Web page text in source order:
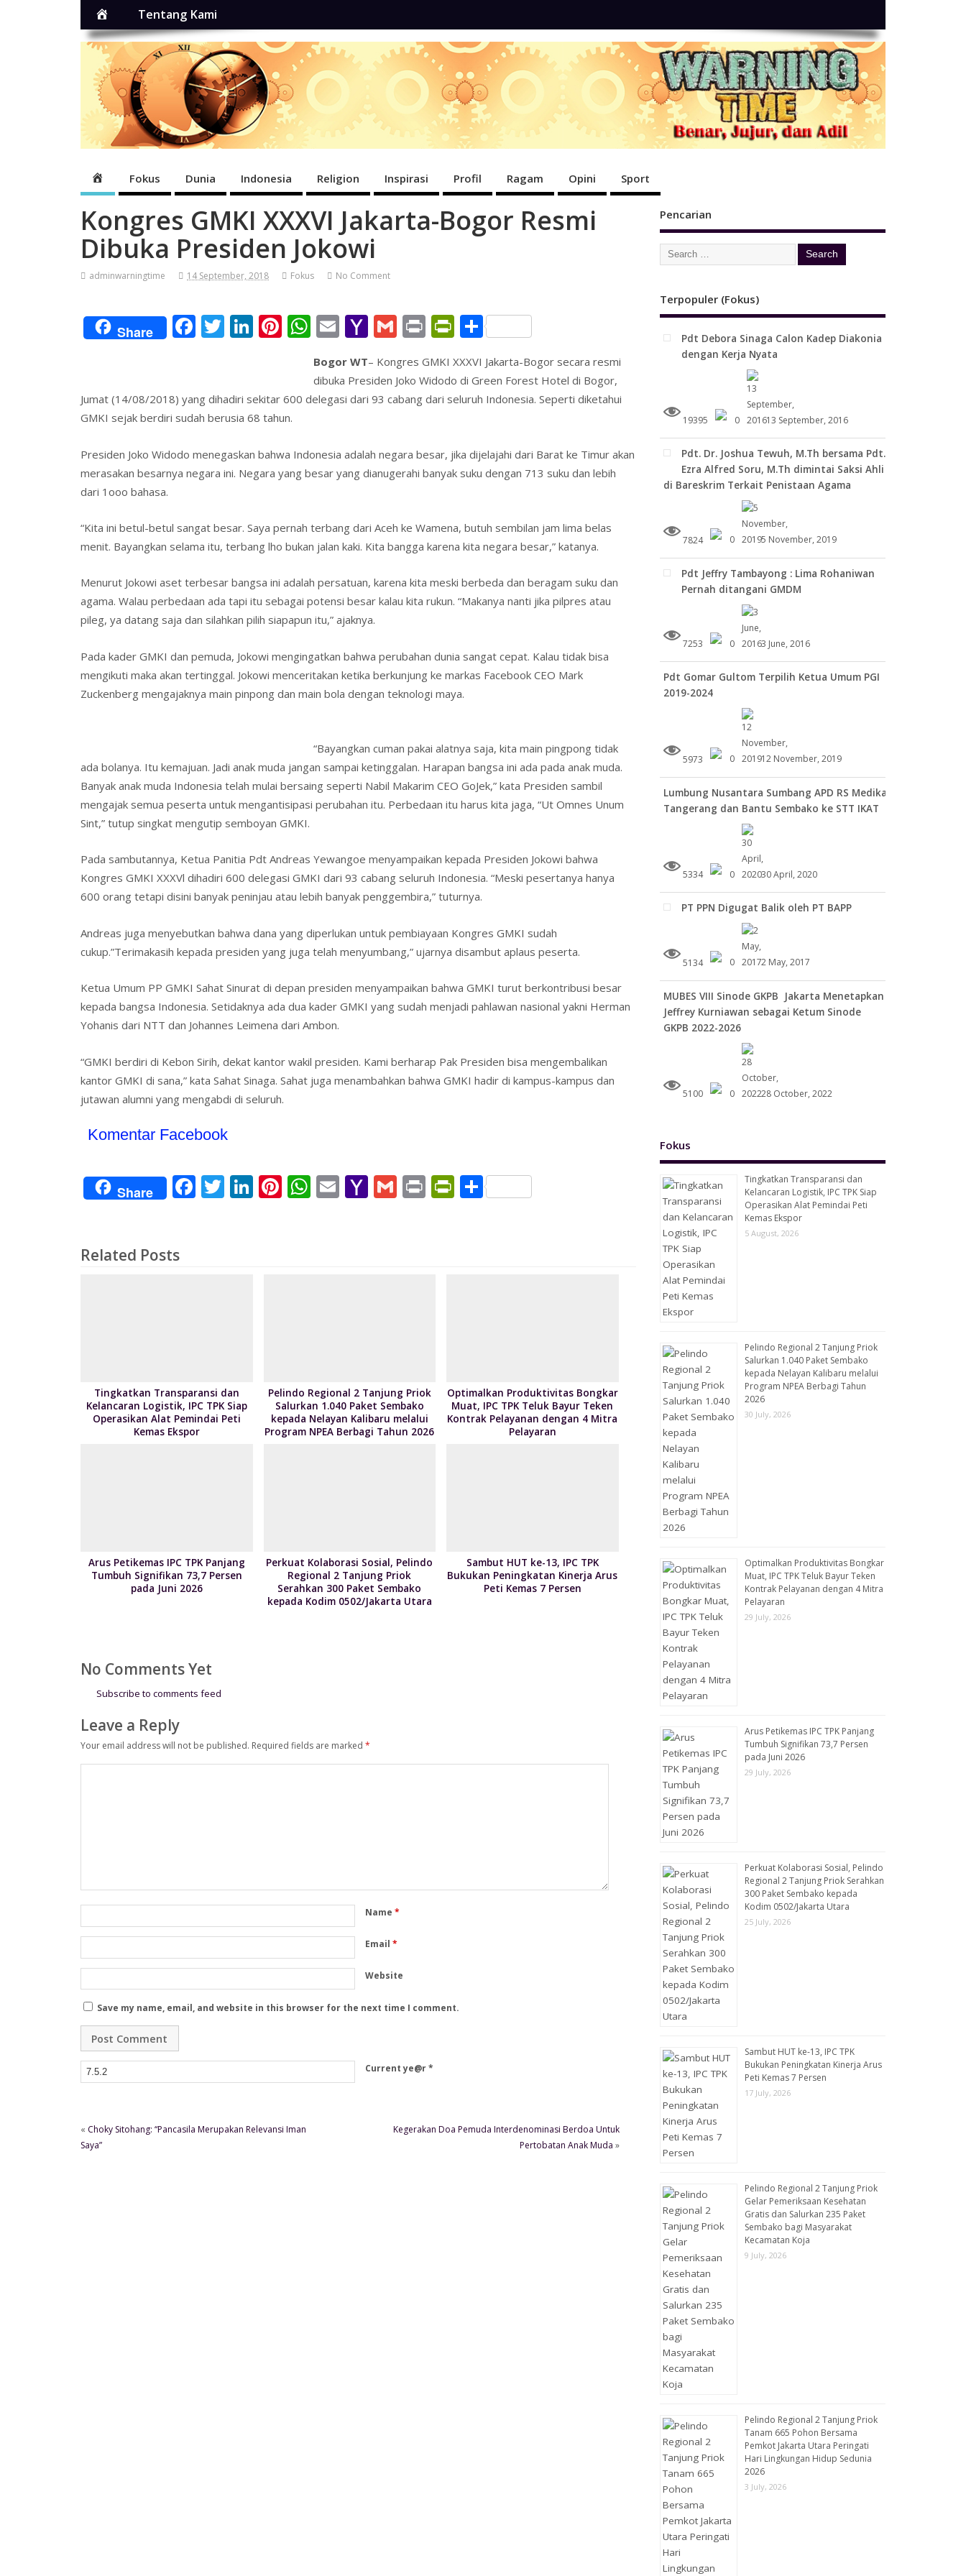
HomeTentang Kami
HomeFokus Dunia Indonesia Religion Inspirasi Profil Ragam Opini Sport
Kongres GMKI XXXVI Jakarta-Bogor Resmi
Dibuka Presiden Jokowi
adminwarningtime 14 September, 2018 Fokus No Comment
Share F
b
o
k
T
er
Li
e
dI
Pi
e
st
W
at
s
p
E
ai
l
Y
h
o
ai
l
G
ai
l
Pr
t
Pr
tF
ri
dl
y
S
ar
e
Bogor WT– Kongres GMKI XXXVI Jakarta-Bogor secara resmi
dibuka Presiden Joko Widodo di Green Forest Hotel di Bogor,
Jumat (14/08/2018) yang dihadiri sekitar 600 delegasi dari 93 cabang dari seluruh Indonesia. Seperti diketahui
GMKI sejak berdiri sudah berusia 68 tahun.
Presiden Joko Widodo menegaskan bahwa Indonesia adalah negara besar, jika dijelajahi dari Barat ke Timur akan
merasakan besarnya negara ini. Negara yang besar yang dianugerahi banyak suku dengan 713 suku dan lebih
dari 1ooo bahasa.
“Kita ini betul-betul sangat besar. Saya pernah terbang dari Aceh ke Wamena, butuh sembilan jam lima belas
menit. Bayangkan selama itu, terbang lho bukan jalan kaki. Kita bangga karena kita negara besar,” katanya.
Menurut Jokowi aset terbesar bangsa ini adalah persatuan, karena kita meski berbeda dan beragam suku dan
agama. Walau perbedaan ada tapi itu sebagai potensi besar kalau kita rukun. “Makanya nanti jika pilpres atau
pileg, ya datang saja dan silahkan pilih siapapun itu,” ajaknya.
Pada kader GMKI dan pemuda, Jokowi mengingatkan bahwa perubahan dunia sangat cepat. Kalau tidak bisa
mengikuti maka akan tertinggal. Jokowi menceritakan ketika berkunjung ke markas Facebook CEO Mark
Zuckenberg mengajaknya main pinpong dan main bola dengan teknologi maya.
“Bayangkan cuman pakai alatnya saja, kita main pingpong tidak
ada bolanya. Itu kemajuan. Jadi anak muda jangan sampai ketinggalan. Harapan bangsa ini ada pada anak muda.
Banyak anak muda Indonesia telah mulai bersaing seperti Nabil Makarim CEO GoJek,” kata Presiden sambil
mengajak semua peserta untuk mengantisipasi perubahan itu. Perbedaan itu harus kita jaga, “Ut Omnes Unum
Sint,” tutup singkat mengutip semboyan GMKI.
Pada sambutannya, Ketua Panitia Pdt Andreas Yewangoe menyampaikan kepada Presiden Jokowi bahwa
Kongres GMKI XXXVl dihadiri 600 delegasi GMKI dari 93 cabang seluruh Indonesia. “Meski pesertanya hanya
600 orang tetapi disini banyak peninjau atau lebih banyak penggembira,” tuturnya.
Andreas juga menyebutkan bahwa dana yang diperlukan untuk pembiayaan Kongres GMKI sudah
cukup.”Terimakasih kepada presiden yang juga telah menyumbang,” ujarnya disambut aplaus peserta.
Ketua Umum PP GMKI Sahat Sinurat di depan presiden menyampaikan bahwa GMKI turut berkontribusi besar
kepada bangsa Indonesia. Setidaknya ada dua kader GMKI yang sudah menjadi pahlawan nasional yakni Herman
Yohanis dari NTT dan Johannes Leimena dari Ambon.
“GMKI berdiri di Kebon Sirih, dekat kantor wakil presiden. Kami berharap Pak Presiden bisa mengembalikan
kantor GMKI di sana,” kata Sahat Sinaga. Sahat juga menambahkan bahwa GMKI hadir di kampus-kampus dan
jutawan alumni yang mengabdi di seluruh.
Komentar Facebook
Share F T Li Pi W E Y G Pr Pr S
Related Posts
Tingkatkan Transparansi dan
Kelancaran Logistik, IPC TPK Siap
Operasikan Alat Pemindai Peti
Kemas Ekspor
Pelindo Regional 2 Tanjung Priok
Salurkan 1.040 Paket Sembako
kepada Nelayan Kalibaru melalui
Program NPEA Berbagi Tahun 2026
Optimalkan Produktivitas Bongkar
Muat, IPC TPK Teluk Bayur Teken
Kontrak Pelayanan dengan 4 Mitra
Pelayaran
Arus Petikemas IPC TPK Panjang
Tumbuh Signifikan 73,7 Persen
pada Juni 2026
Perkuat Kolaborasi Sosial, Pelindo
Regional 2 Tanjung Priok
Serahkan 300 Paket Sembako
kepada Kodim 0502/Jakarta Utara
Sambut HUT ke-13, IPC TPK
Bukukan Peningkatan Kinerja Arus
Peti Kemas 7 Persen
No Comments Yet
Subscribe to comments feed
Leave a Reply
Your email address will not be published. Required fields are marked *
Name *
Email *
Website
Save my name, email, and website in this browser for the next time I comment.
Current ye@r*
« Choky Sitohang: “Pancasila Merupakan Relevansi Iman
Saya”
Kegerakan Doa Pemuda Interdenominasi Berdoa Untuk
Pertobatan Anak Muda »
Pencarian
Terpopuler (Fokus)
Pdt Debora Sinaga Calon Kadep Diakonia
dengan Kerja Nyata
19395 0 13 September, 2016
Pdt. Dr. Joshua Tewuh, M.Th bersama Pdt.
Ezra Alfred Soru, M.Th dimintai Saksi Ahli
di Bareskrim Terkait Penistaan Agama
7824 0 5 November, 2019
Pdt Jeffry Tambayong : Lima Rohaniwan
Pernah ditangani GMDM
7253 0 3 June, 2016
Pdt Gomar Gultom Terpilih Ketua Umum PGI
2019-2024
5973 0 12 November, 2019
Lumbung Nusantara Sumbang APD RS Medika
Tangerang dan Bantu Sembako ke STT IKAT
5334 0 30 April, 2020
PT PPN Digugat Balik oleh PT BAPP
5134 0 2 May, 2017
MUBES VIII Sinode GKPB Jakarta Menetapkan
Jeffrey Kurniawan sebagai Ketum Sinode
GKPB 2022-2026
5100 0 28 October, 2022
Fokus
Tingkatkan Transparansi dan
Kelancaran Logistik, IPC TPK Siap
Operasikan Alat Pemindai Peti
Kemas Ekspor
5 August, 2026
Pelindo Regional 2 Tanjung Priok
Salurkan 1.040 Paket Sembako
kepada Nelayan Kalibaru melalui
Program NPEA Berbagi Tahun
2026
30 July, 2026
Optimalkan Produktivitas Bongkar
Muat, IPC TPK Teluk Bayur Teken
Kontrak Pelayanan dengan 4 Mitra
Pelayaran
29 July, 2026
Arus Petikemas IPC TPK Panjang
Tumbuh Signifikan 73,7 Persen
pada Juni 2026
29 July, 2026
Perkuat Kolaborasi Sosial, Pelindo
Regional 2 Tanjung Priok Serahkan
300 Paket Sembako kepada
Kodim 0502/Jakarta Utara
25 July, 2026
Sambut HUT ke-13, IPC TPK
Bukukan Peningkatan Kinerja Arus
Peti Kemas 7 Persen
17 July, 2026
Pelindo Regional 2 Tanjung Priok
Gelar Pemeriksaan Kesehatan
Gratis dan Salurkan 235 Paket
Sembako bagi Masyarakat
Kecamatan Koja
9 July, 2026
Pelindo Regional 2 Tanjung Priok
Tanam 665 Pohon Bersama
Pemkot Jakarta Utara Peringati
Hari Lingkungan Hidup Sedunia
2026
3 July, 2026